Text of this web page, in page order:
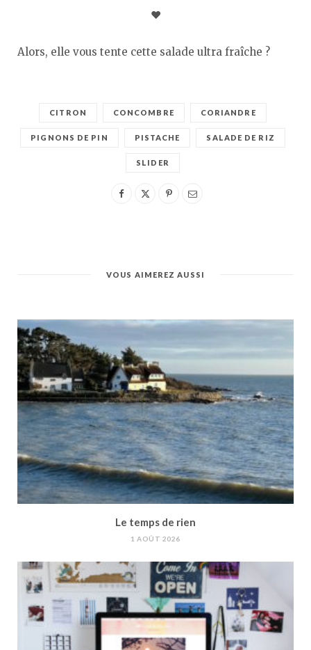
♥︎
Alors, elle vous tente cette salade ultra fraîche ?
CITRON CONCOMBRE CORIANDRE
PIGNONS DE PIN PISTACHE SALADE DE RIZ
SLIDER
VOUS AIMEREZ AUSSI
Le temps de rien
1 AOÛT 2026